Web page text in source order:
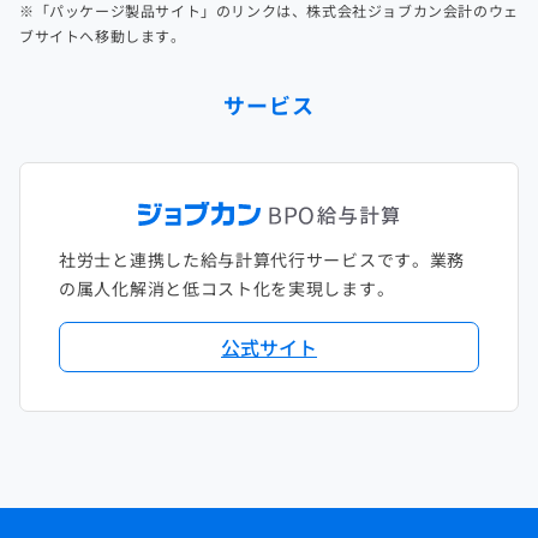
※「パッケージ製品サイト」のリンクは、株式会社ジョブカン会計のウェ
ブサイトへ移動します。
サービス
社労士と連携した給与計算代行サービスです。業務
の属人化解消と低コスト化を実現します。
公式サイト